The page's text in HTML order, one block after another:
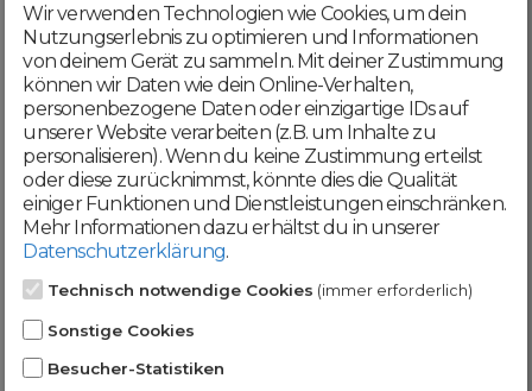
Mit deiner Registrierung bestätigst du,
dass du dieAGBund
Datenschutzerklärung akzeptierst
Weiter
Werde jetzt Teil der
DomainCatcher-
Community!
Wir verwenden Technologien wie Cookies, um dein
Nutzungserlebnis zu optimieren und Informationen
von deinem Gerät zu sammeln. Mit deiner Zustimmung
können wir Daten wie dein Online-Verhalten,
personenbezogene Daten oder einzigartige IDs auf
unserer Website verarbeiten (z.B. um Inhalte zu
personalisieren). Wenn du keine Zustimmung erteilst
oder diese zurücknimmst, könnte dies die Qualität
einiger Funktionen und Dienstleistungen einschränken.
Mehr Informationen dazu erhältst du in unserer
Datenschutzerklärung.
Technisch notwendige Cookies (immer erforderlich)
Sonstige Cookies
Besucher-Statistiken